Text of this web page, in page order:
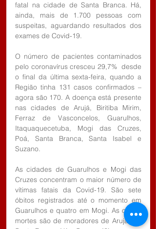
fatal na cidade de Santa Branca. Há,
ainda, mais de 1.700 pessoas com
suspeitas, aguardando resultados dos
exames de Covid-19.
O número de pacientes contaminados
pelo coronavírus cresceu 29,7%  desde
o final da última sexta-feira, quando a
Região tinha 131 casos confirmados –
agora são 170. A doença está presente
nas cidades de Arujá, Biritiba Mirim,
Ferraz de Vasconcelos, Guarulhos,
Itaquaquecetuba, Mogi das Cruzes,
Poá, Santa Branca, Santa Isabel e
Suzano.
As cidades de Guarulhos e Mogi das
Cruzes concentram o maior número de
vítimas fatais da Covid-19. São sete
óbitos registrados até o momento em
Guarulhos e quatro em Mogi. As outras
mortes são de moradores de Arujá (1),